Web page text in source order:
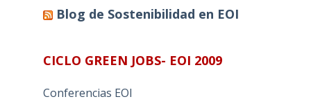
Blog de Sostenibilidad en EOI
CICLO GREEN JOBS- EOI 2009
Conferencias EOI